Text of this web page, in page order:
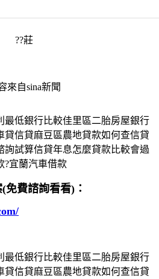
??莊
來自sina新聞
最低銀行比較佳里區二胎房屋銀行
貸信貸麻豆區農地貸款如何查信貸
詢試算信貸年息怎麼貸款比較會過
?宜蘭汽車借款
費諮詢看看)：
最低銀行比較佳里區二胎房屋銀行
貸信貸麻豆區農地貸款如何查信貸